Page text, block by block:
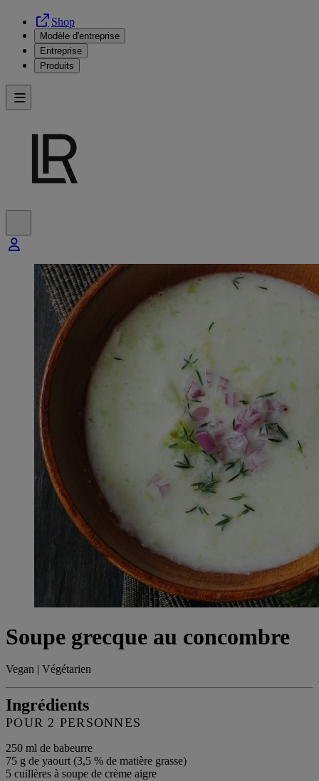
Shop
Modèle d'entreprise
Entreprise
Produits
Soupe grecque au concombre
Vegan | Végétarien
Ingrédients
POUR 2 PERSONNES
250 ml de babeurre
75 g de yaourt (3,5 % de matière grasse)
5 cuillères à soupe de crème aigre